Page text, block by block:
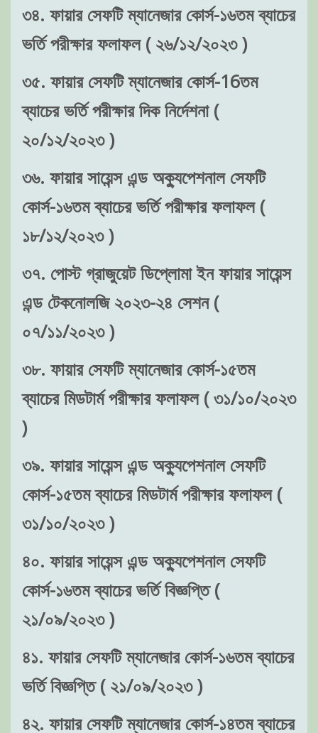
৩৪. ফায়ার সেফটি ম্যানেজার কোর্স-১৬তম ব্যাচের
ভর্তি পরীক্ষার ফলাফল ( ২৬/১২/২০২৩ )
৩৫. ফায়ার সেফটি ম্যানেজার কোর্স-16তম
ব্যাচের ভর্তি পরীক্ষার দিক নির্দেশনা (
২০/১২/২০২৩ )
৩৬. ফায়ার সায়েন্স এন্ড অক্যুপেশনাল সেফটি
কোর্স-১৬তম ব্যাচের ভর্তি পরীক্ষার ফলাফল (
১৮/১২/২০২৩ )
৩৭. পোস্ট গ্রাজুয়েট ডিপ্লোমা ইন ফায়ার সায়েন্স
এন্ড টেকনোলজি ২০২৩-২৪ সেশন (
০৭/১১/২০২৩ )
৩৮. ফায়ার সেফটি ম্যানেজার কোর্স-১৫তম
ব্যাচের মিডটার্ম পরীক্ষার ফলাফল ( ৩১/১০/২০২৩
)
৩৯. ফায়ার সায়েন্স এন্ড অক্যুপেশনাল সেফটি
কোর্স-১৫তম ব্যাচের মিডটার্ম পরীক্ষার ফলাফল (
৩১/১০/২০২৩ )
৪০. ফায়ার সায়েন্স এন্ড অক্যুপেশনাল সেফটি
কোর্স-১৬তম ব্যাচের ভর্তি বিজ্ঞপ্তি (
২১/০৯/২০২৩ )
৪১. ফায়ার সেফটি ম্যানেজার কোর্স-১৬তম ব্যাচের
ভর্তি বিজ্ঞপ্তি ( ২১/০৯/২০২৩ )
৪২. ফায়ার সেফটি ম্যানেজার কোর্স-১৪তম ব্যাচের